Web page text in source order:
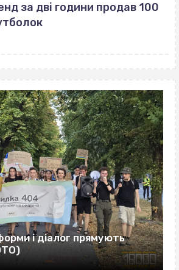
за дві години продав 100
і діалог прямують